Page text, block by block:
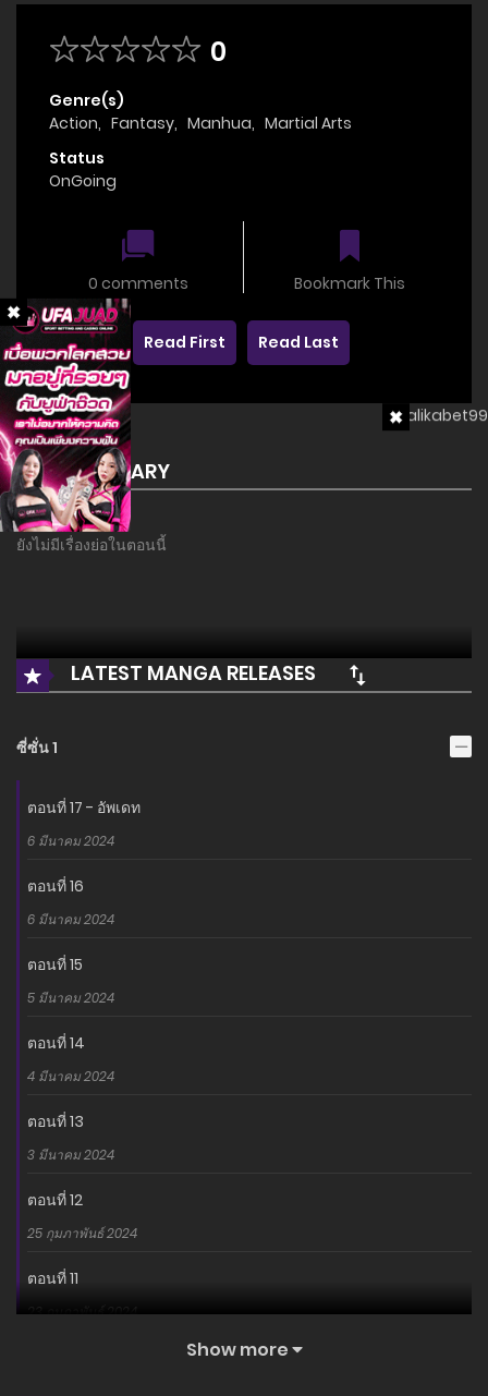
0
Genre(s)
Action, Fantasy, Manhua, Martial Arts
Status
OnGoing
0 comments Bookmark This
Read First Read Last
SUMMARY
ยังไม่มีเรื่องย่อในตอนนี้
LATEST MANGA RELEASES
ซี่ซั่น 1
ตอนที่ 17 - อัพเดท
6 มีนาคม 2024
ตอนที่ 16
6 มีนาคม 2024
ตอนที่ 15
5 มีนาคม 2024
ตอนที่ 14
4 มีนาคม 2024
ตอนที่ 13
3 มีนาคม 2024
ตอนที่ 12
25 กุมภาพันธ์ 2024
ตอนที่ 11
23 กุมภาพันธ์ 2024
Show more